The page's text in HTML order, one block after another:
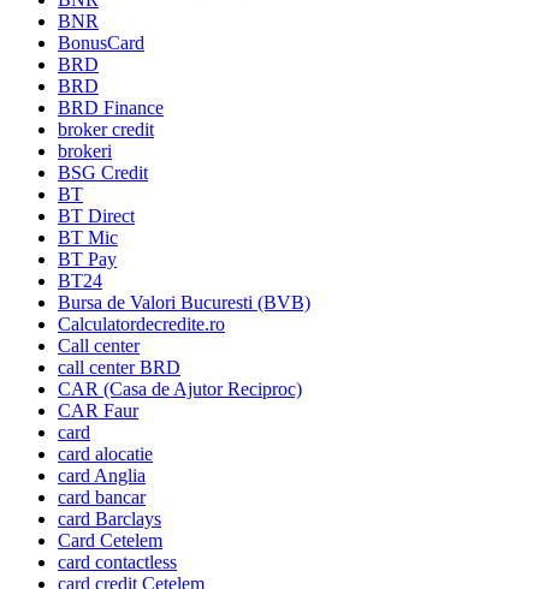
BNR
BonusCard
BRD
BRD
BRD Finance
broker credit
brokeri
BSG Credit
BT
BT Direct
BT Mic
BT Pay
BT24
Bursa de Valori Bucuresti (BVB)
Calculatordecredite.ro
Call center
call center BRD
CAR (Casa de Ajutor Reciproc)
CAR Faur
card
card alocatie
card Anglia
card bancar
card Barclays
Card Cetelem
card contactless
card credit Cetelem